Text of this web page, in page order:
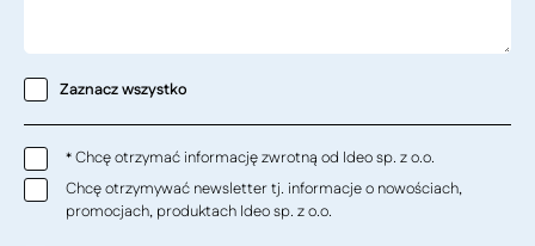
Zaznacz wszystko
*Chcę otrzymać informację zwrotną od Ideo sp. z o.o.
Chcę otrzymywać newsletter tj. informacje o nowościach,
promocjach, produktach Ideo sp. z o.o.